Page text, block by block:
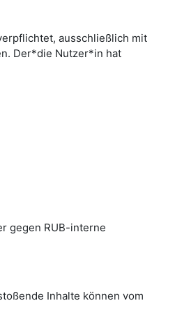
ausschließlich mit
Der*die Nutzer*in hat
gegen RUB-interne
Inhalte können vom